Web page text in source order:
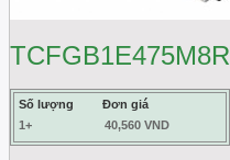
TCFGB1E475M8R
Số lượng
Đơn giá
1+
40,560 VND